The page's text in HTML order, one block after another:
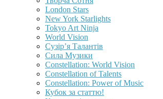
London Stars
New York Starlights
Tokyo Art Ninja
World Vision
Сузір’я Талантів
Сила Музики
Constellation: World Vision
Constellation of Talents
Constellation: Power of Music
Кубок за статтю!